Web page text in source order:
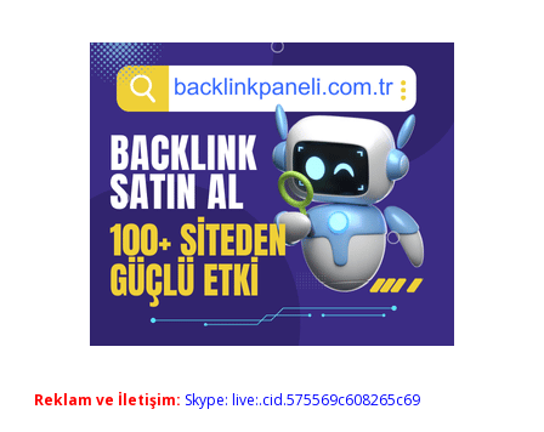
Reklam ve İletişim: Skype: live:.cid.575569c608265c69